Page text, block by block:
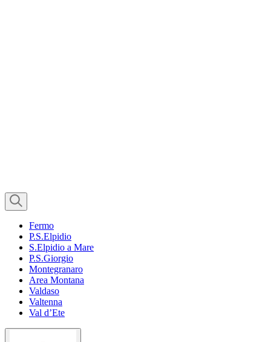
Fermo
P.S.Elpidio
S.Elpidio a Mare
P.S.Giorgio
Montegranaro
Area Montana
Valdaso
Valtenna
Val d’Ete